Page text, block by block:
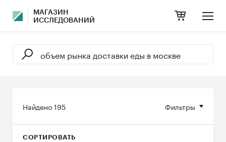
МАГАЗИН
ИССЛЕДОВАНИЙ
Фильтры
Найдено195
СОРТИРОВАТЬ